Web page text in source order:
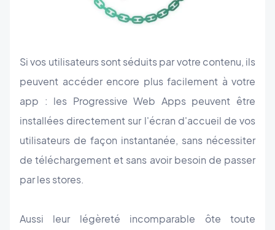
Si vos utilisateurs sont séduits par votre contenu, ils
peuvent accéder encore plus facilement à votre
app : les Progressive Web Apps peuvent être
installées directement sur l'écran d'accueil de vos
utilisateurs de façon instantanée, sans nécessiter
de téléchargement et sans avoir besoin de passer
par les stores.
Aussi leur légèreté incomparable ôte toute